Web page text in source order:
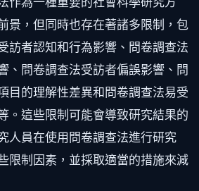
景，但同時也存在著諸多限制，包
訪者認知和行為影響、問卷調查法
、問卷調查法受訪者偏誤影響、問
目的理解性差異和問卷調查法易受
。這些限制可能會導致研究結果的
人員在使用問卷調查法進行研究
限制因素，並採取適當的措施來減